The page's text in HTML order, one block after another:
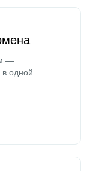
—
одной